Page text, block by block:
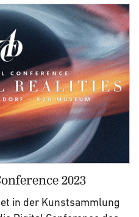
2023
in der Kunstsammlung